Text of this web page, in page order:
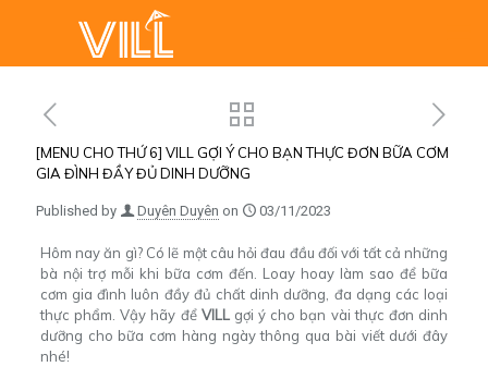
[MENU CHO THỨ 6] VILL GỢI Ý CHO BẠN THỰC ĐƠN BỮA CƠM
GIA ĐÌNH ĐẦY ĐỦ DINH DƯỠNG
Published by Duyên Duyên on 03/11/2023
Hôm nay ăn gì? Có lẽ một câu hỏi đau đầu đối với tất cả những
bà nội trợ mỗi khi bữa cơm đến. Loay hoay làm sao để bữa
cơm gia đình luôn đầy đủ chất dinh dưỡng, đa dạng các loại
thực phẩm. Vậy hãy để VILLgợi ý cho bạn vài thực đơn dinh
dưỡng cho bữa cơm hàng ngàythông qua bài viết dưới đây
nhé!